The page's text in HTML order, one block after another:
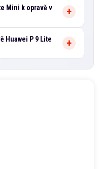
Mini k opravě v
Huawei P 9 Lite